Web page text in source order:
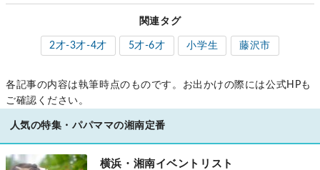
関連タグ
2才-3才-4才 5才-6才 小学生 藤沢市
各記事の内容は執筆時点のものです。お出かけの際には公式HPも
ご確認ください。
人気の特集・パパママの湘南定番
横浜・湘南イベントリスト